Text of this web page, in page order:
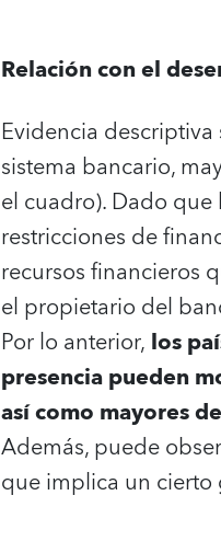
Relación con el
Evidencia
sistema bancario,
el cuadro). Dado
restricciones de
recursos financieros
el propietario del
Por lo anterior, los
presencia pueden
así como mayores
Además, puede
que implica un